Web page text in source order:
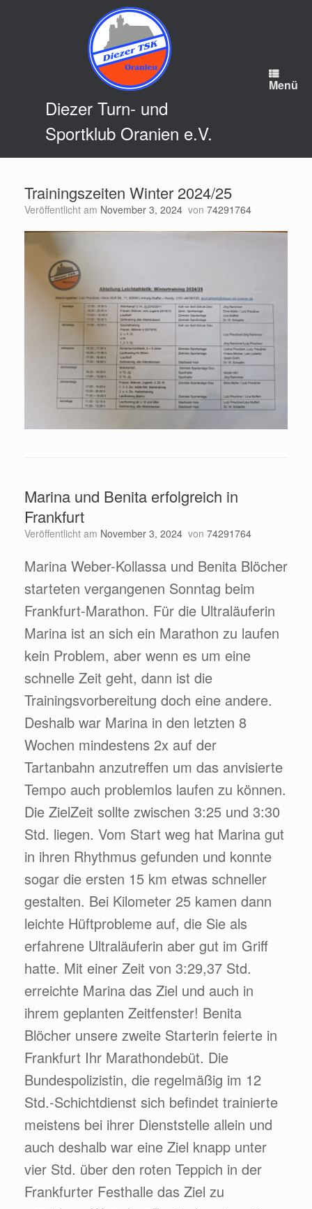
Diezer Turn- und
Sportklub Oranien e.V.
Menü
Trainingszeiten Winter 2024/25
Veröffentlicht am November 3, 2024 von 74291764
Marina und Benita erfolgreich in
Frankfurt
Veröffentlicht am November 3, 2024 von 74291764
Marina Weber-Kollassa und Benita Blöcher
starteten vergangenen Sonntag beim
Frankfurt-Marathon. Für die Ultraläuferin
Marina ist an sich ein Marathon zu laufen
kein Problem, aber wenn es um eine
schnelle Zeit geht, dann ist die
Trainingsvorbereitung doch eine andere.
Deshalb war Marina in den letzten 8
Wochen mindestens 2x auf der
Tartanbahn anzutreffen um das anvisierte
Tempo auch problemlos laufen zu können.
Die ZielZeit sollte zwischen 3:25 und 3:30
Std. liegen. Vom Start weg hat Marina gut
in ihren Rhythmus gefunden und konnte
sogar die ersten 15 km etwas schneller
gestalten. Bei Kilometer 25 kamen dann
leichte Hüftprobleme auf, die Sie als
erfahrene Ultraläuferin aber gut im Griff
hatte. Mit einer Zeit von 3:29,37 Std.
erreichte Marina das Ziel und auch in
ihrem geplanten Zeitfenster! Benita
Blöcher unsere zweite Starterin feierte in
Frankfurt Ihr Marathondebüt. Die
Bundespolizistin, die regelmäßig im 12
Std.-Schichtdienst sich befindet trainierte
meistens bei ihrer Dienststelle allein und
auch deshalb war eine Ziel knapp unter
vier Std. über den roten Teppich in der
Frankfurter Festhalle das Ziel zu